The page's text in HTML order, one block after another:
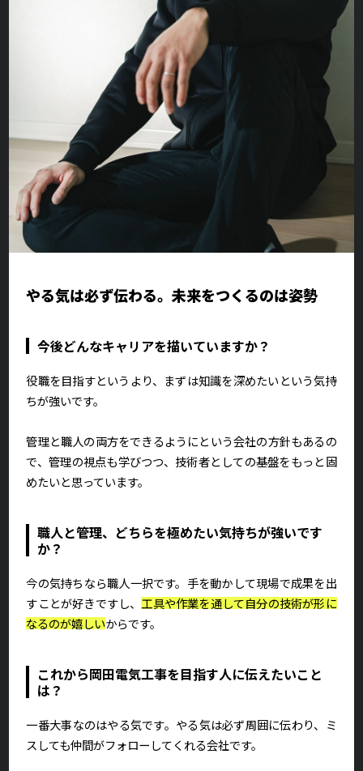
やる気は必ず伝わる。未来をつくるのは姿勢
今後どんなキャリアを描いていますか？
役職を目指すというより、まずは知識を深めたいという気持
ちが強いです。
管理と職人の両方をできるようにという会社の方針もあるの
で、管理の視点も学びつつ、技術者としての基盤をもっと固
めたいと思っています。
職人と管理、どちらを極めたい気持ちが強いです
か？
今の気持ちなら職人一択です。手を動かして現場で成果を出
すことが好きですし、工具や作業を通して自分の技術が形に
なるのが嬉しいからです。
これから岡田電気工事を目指す人に伝えたいこと
は？
一番大事なのはやる気です。やる気は必ず周囲に伝わり、ミ
スしても仲間がフォローしてくれる会社です。